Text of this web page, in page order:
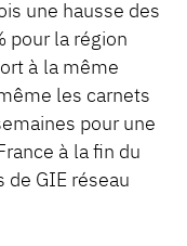
une hausse des
pour la région
à la même
les carnets
pour une
à la fin du
GIE réseau